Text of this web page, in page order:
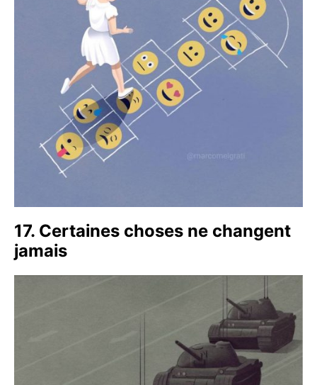
17. Certaines choses ne changent
jamais